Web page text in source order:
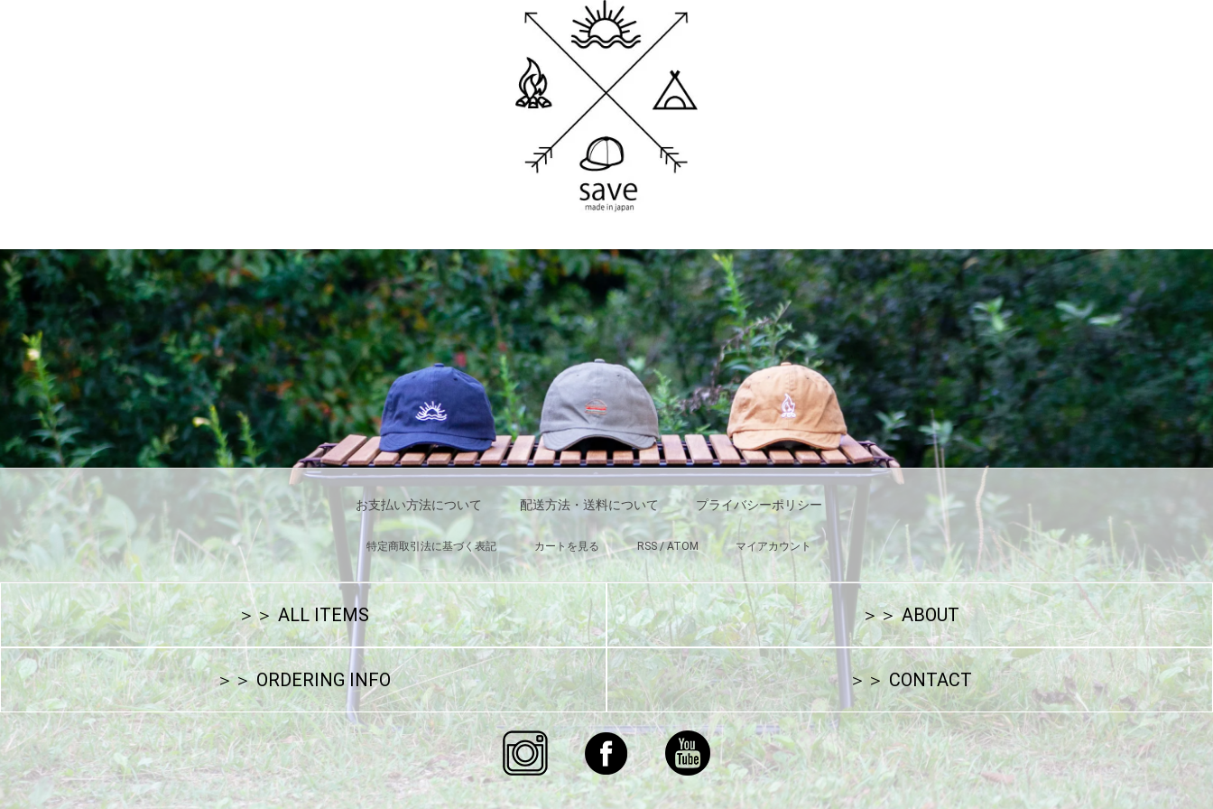
お支払い方法について 配送方法・送料について プライバシーポリシー
特定商取引法に基づく表記 カートを見る RSS/ATOM マイアカウント
＞＞ ALL ITEMS ＞＞ ABOUT
＞＞ ORDERING INFO ＞＞ CONTACT